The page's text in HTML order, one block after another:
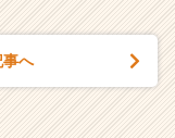
事へ